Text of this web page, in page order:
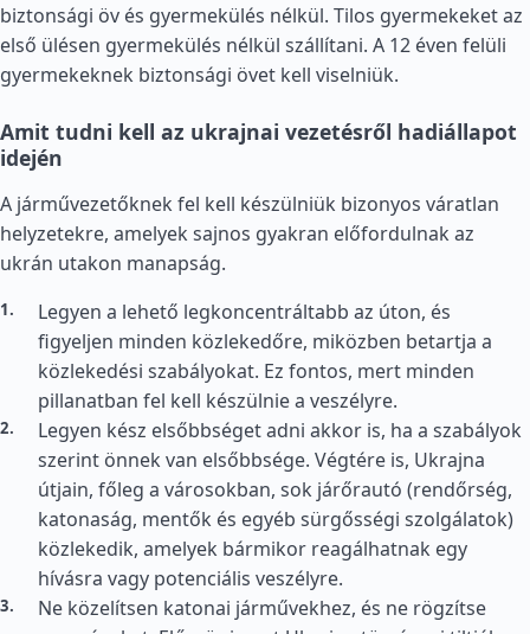
biztonsági öv és gyermekülés nélkül. Tilos gyermekeket az
első ülésen gyermekülés nélkül szállítani. A 12 éven felüli
gyermekeknek biztonsági övet kell viselniük.
Amit tudni kell az ukrajnai vezetésről hadiállapot
idején
A járművezetőknek fel kell készülniük bizonyos váratlan
helyzetekre, amelyek sajnos gyakran előfordulnak az
ukrán utakon manapság.
Legyen a lehető legkoncentráltabb az úton, és
figyeljen minden közlekedőre, miközben betartja a
közlekedési szabályokat. Ez fontos, mert minden
pillanatban fel kell készülnie a veszélyre.
Legyen kész elsőbbséget adni akkor is, ha a szabályok
szerint önnek van elsőbbsége. Végtére is, Ukrajna
útjain, főleg a városokban, sok járőrautó (rendőrség,
katonaság, mentők és egyéb sürgősségi szolgálatok)
közlekedik, amelyek bármikor reagálhatnak egy
hívásra vagy potenciális veszélyre.
Ne közelítsen katonai járművekhez, és ne rögzítse